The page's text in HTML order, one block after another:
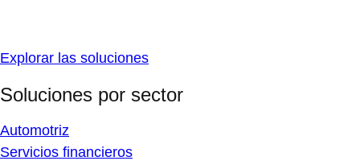
Explorar las soluciones
Soluciones por sector
Automotriz
Servicios financieros